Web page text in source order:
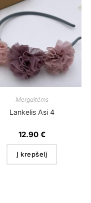
Mergaitėms
Lankelis Asi 4
12.90 €
Į krepšelį